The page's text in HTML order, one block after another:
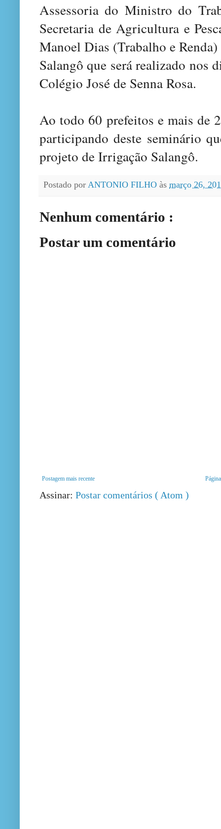
Assessoria do Ministro do
Secretaria de Agricultura e
Manoel Dias (Trabalho e
Salangô que será realizado
Colégio José de Senna Rosa.
Ao todo 60 prefeitos e mais de
participando deste seminário
projeto de Irrigação Salangô.
Postado por ANTONIO FILHO às março 26,
Nenhum comentário :
Postar um comentário
Postagem mais recente
Assinar: Postar comentários ( Atom )